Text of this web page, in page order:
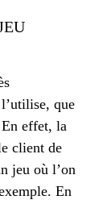
que
effet, la
client de
jeu où l’on
En